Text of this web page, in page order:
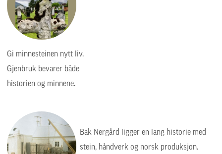
Gi minnesteinen nytt liv.
Gjenbruk bevarer både
historien og minnene.
Bak Nergård ligger en lang historie med
stein, håndverk og norsk produksjon.